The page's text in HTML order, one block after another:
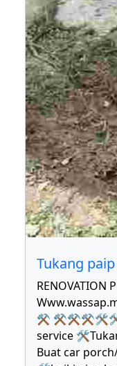
Tukang
RENOVATION
⚒ ⚒⚒⚒🛠🛠
service
Buat car